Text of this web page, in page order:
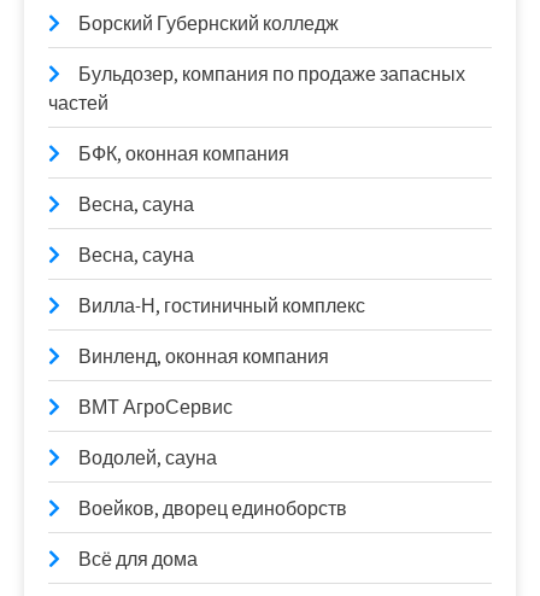
Борский Губернский колледж
Бульдозер, компания по продаже запасных
частей
БФК, оконная компания
Весна, сауна
Весна, сауна
Вилла-Н, гостиничный комплекс
Винленд, оконная компания
ВМТ АгроСервис
Водолей, сауна
Воейков, дворец единоборств
Всё для дома